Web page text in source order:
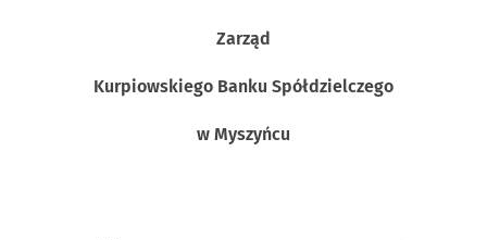
Zarząd
Kurpiowskiego Banku Spółdzielczego
w Myszyńcu